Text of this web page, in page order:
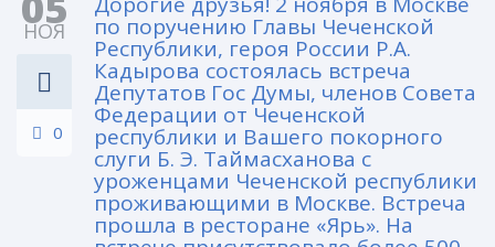
НОЯ
0
по поручению Главы Чеченской
Республики, героя России Р.А.
Кадырова состоялась встреча
Депутатов Гос Думы, членов Совета
Федерации от Чеченской
республики и Вашего покорного
слуги Б. Э. Таймасханова с
уроженцами Чеченской республики
проживающими в Москве. Встреча
прошла в ресторане «Ярь». На